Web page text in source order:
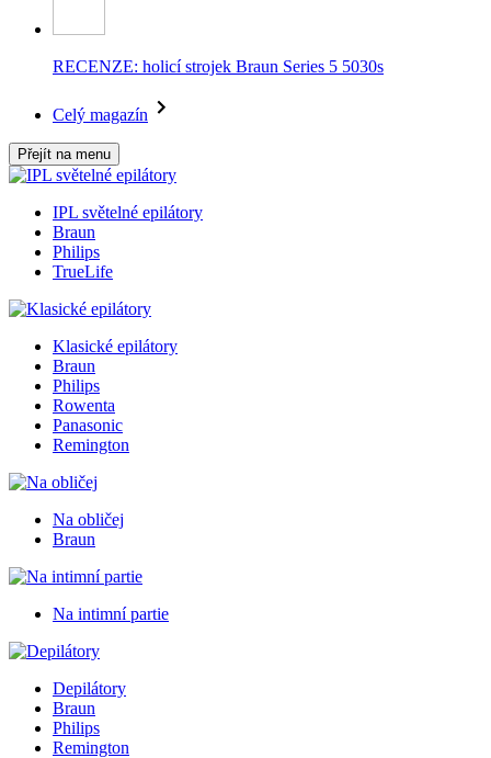
RECENZE: holicí strojek Braun Series 5 5030s
Celý magazín
Přejít na menu
IPL světelné epilátory
Braun
Philips
TrueLife
Klasické epilátory
Braun
Philips
Rowenta
Panasonic
Remington
Na obličej
Braun
Na intimní partie
Depilátory
Braun
Philips
Remington